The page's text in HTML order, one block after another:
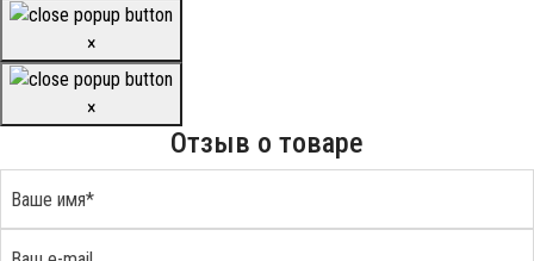
×
×
Отзыв о товаре